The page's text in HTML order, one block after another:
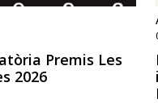
Premis Les
2026